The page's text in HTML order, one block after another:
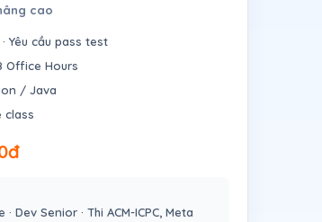
cao
Yêu cầu pass test
Office Hours
/ Java
class
Dev Senior · Thi ACM-ICPC, Meta